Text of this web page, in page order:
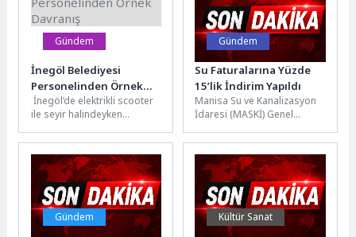
Gündem
İnegöl Belediyesi
Personelinden Örnek
Davranış
İnegöl’de elektrikli scooter
ile seyir halindeyken
vatandaşın 200 bin TL’si,
belediye personelinin...
Gündem
Su Faturalarına Yüzde
15’lik İndirim Yapıldı
Manisa Su ve Kanalizasyon
İdaresi (MASKİ) Genel
Olağan Genel Kurulu
Toplantısı’nın...
Gündem Kültür Sanat